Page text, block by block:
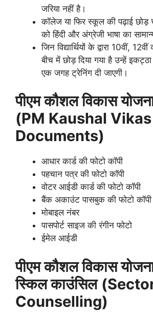
जरिया नहीं है।
कॉलेज या फिर स्कूल की पढ़ाई
को हिंदी और अंग्रेजी भाषा का
जिन विद्यार्थियों के द्वारा 10वीं,
बीच में छोड़ दिया गया है उन्हें
एक जगह ट्रेनिंग दी जाएगी।
पीएम कौशल विकास
(PM Kaushal
Documents)
आधार कार्ड की फोटो कॉपी
पहचान पत्र की फोटो कॉपी
वोटर आईडी कार्ड की फोटो कॉपी
बैंक अकाउंट पासबुक की फोटो कॉपी
मोबाइल नंबर
पासपोर्ट साइज की रंगीन फोटो
ईमेल आईडी
पीएम कौशल विकास
स्किल काउंसिल
Counselling)